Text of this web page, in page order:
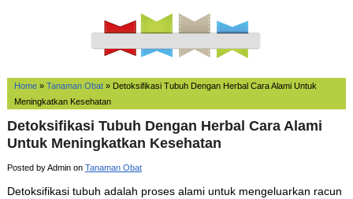
Home» Tanaman Obat» Detoksifikasi Tubuh Dengan Herbal Cara Alami Untuk
Meningkatkan Kesehatan
Detoksifikasi Tubuh Dengan Herbal Cara Alami
Untuk Meningkatkan Kesehatan
Posted by Admin on Tanaman Obat
Detoksifikasi tubuh adalah proses alami untuk mengeluarkan racun